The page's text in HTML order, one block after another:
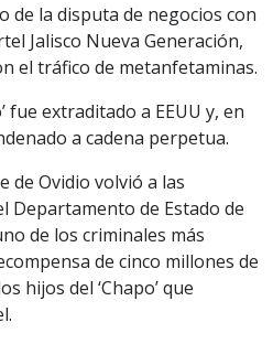
de la disputa de negocios con
Jalisco Nueva Generación,
el tráfico de metanfetaminas.
fue extraditado a EEUU y, en
a cadena perpetua.
de Ovidio volvió a las
Departamento de Estado de
de los criminales más
de cinco millones de
hijos del ‘Chapo’ que